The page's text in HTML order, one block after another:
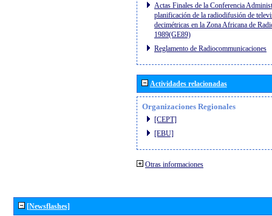
Actas Finales de la Conferencia
planificación de la radiodifusión de
decimétricas en la Zona Africana de
1989(GE89)
Reglamento de Radiocommunicaciones
Actividades relacionadas
Organizaciones Regionales
[CEPT]
[EBU]
Otras informaciones
[Newsflashes]